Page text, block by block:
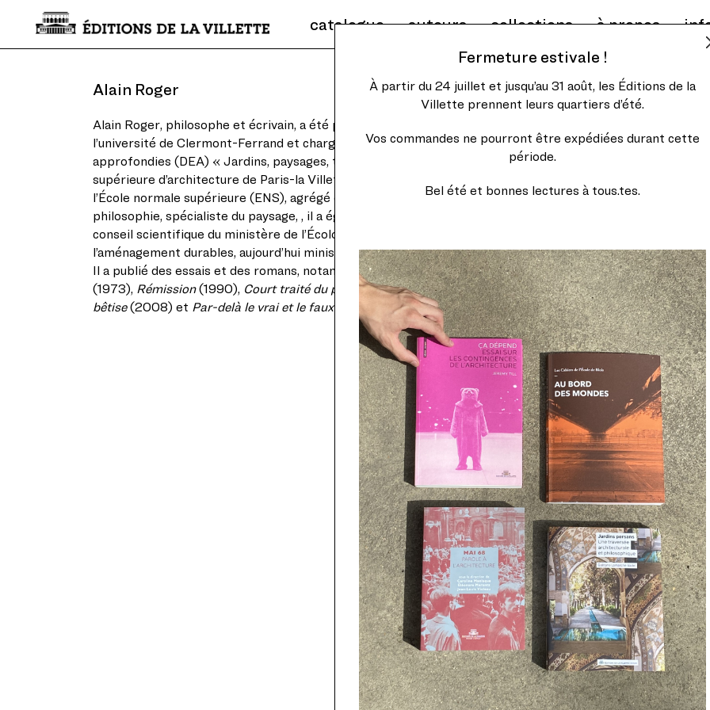
catalogue auteurs collections à propos
Alain Roger
Alain Roger, philosophe et écrivain, a été professeur d’esthétique à
l’université de Clermont-Ferrand et chargé de cours au diplôme d’études
approfondies (DEA) « Jardins, paysages, territoires » à l’École nationale
supérieure d’architecture de Paris-la Villette (Ensaplv). Ancien élève de
l’École normale supérieure (ENS), agrégé et docteur d’État en
philosophie, spécialiste du paysage, , il a également été membre du
conseil scientifique du ministère de l’Écologie du développement et de
l’aménagement durables, aujourd’hui ministère de la Transition écologique.
Il a publié des essais et des romans, notammentLe roman contemporain
(1973), Rémission(1990), Court traité du paysage(1997),Bréviaire de la
bêtise(2008) et Par-delà le vrai et le faux(2016).
Fermeture estivale !
À partir du 24 juillet et jusqu’au 31 août, les Éditions de la
Villette prennent leurs quartiers d’été.
Vos commandes ne pourront être expédiées durant cette
période.
Bel été et bonnes lectures à tous.tes.